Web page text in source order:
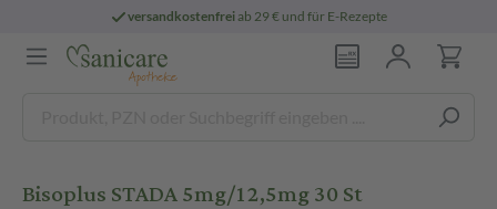
versandkostenfreiab 29 € und für E-Rezepte
Bisoplus STADA 5mg/12,5mg 30 St